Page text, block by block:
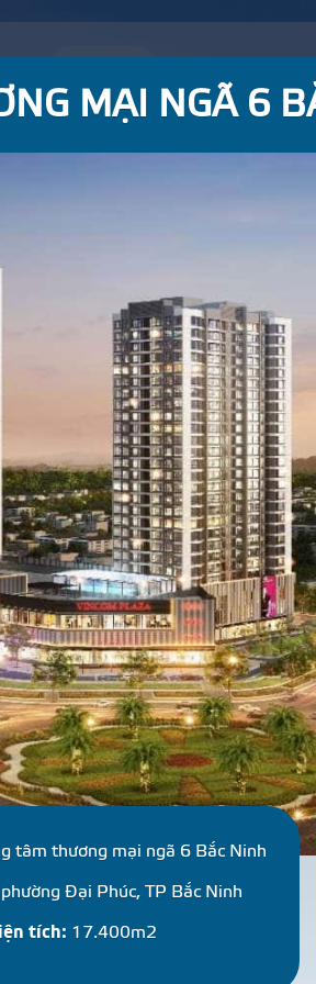
BUILDIN
MẠI NGÃ 6
tâm thương mại ngã 6 Bắc Ninh
Đại Phúc, TP Bắc Ninh
tích: 17.400m2